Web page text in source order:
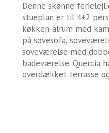
Denne skønne
stueplan er til 4+2
køkken-alrum med
på sovesofa,
soveværelse med
badeværelse. Quercia
overdækket terrasse